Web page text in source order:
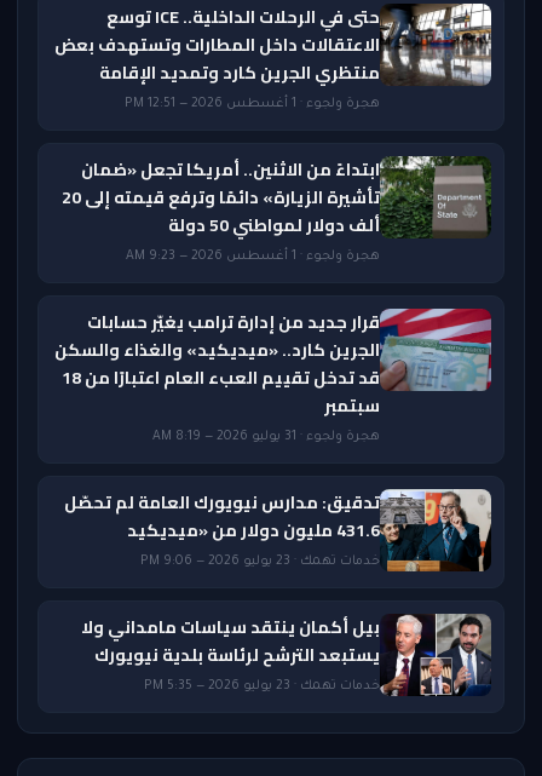
حتى في الرحلات الداخلية.. ICE توسع
الاعتقالات داخل المطارات وتستهدف بعض
منتظري الجرين كارد وتمديد الإقامة
هجرة ولجوء · 1 أغسطس 2026 — 12:51 PM
ابتداءً من الاثنين.. أمريكا تجعل «ضمان
تأشيرة الزيارة» دائمًا وترفع قيمته إلى 20
ألف دولار لمواطني 50 دولة
هجرة ولجوء · 1 أغسطس 2026 — 9:23 AM
قرار جديد من إدارة ترامب يغيّر حسابات
الجرين كارد.. «ميديكيد» والغذاء والسكن
قد تدخل تقييم العبء العام اعتبارًا من 18
سبتمبر
هجرة ولجوء · 31 يوليو 2026 — 8:19 AM
تدقيق: مدارس نيويورك العامة لم تحصّل
431.6 مليون دولار من «ميديكيد
خدمات تهمك · 23 يوليو 2026 — 9:06 PM
بيل أكمان ينتقد سياسات مامداني ولا
يستبعد الترشح لرئاسة بلدية نيويورك
خدمات تهمك · 23 يوليو 2026 — 5:35 PM